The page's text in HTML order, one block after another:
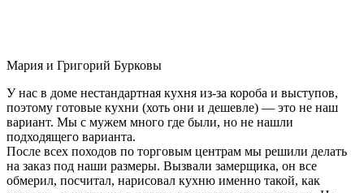
Мария и Григорий Бурковы
У нас в доме нестандартная кухня из-за короба и выступов,
поэтому готовые кухни (хоть они и дешевле) — это не наш
вариант. Мы с мужем много где были, но не нашли
подходящего варианта.
После всех походов по торговым центрам мы решили делать
на заказ под наши размеры. Вызвали замерщика, он все
обмерил, посчитал, нарисовал кухню именно такой, как